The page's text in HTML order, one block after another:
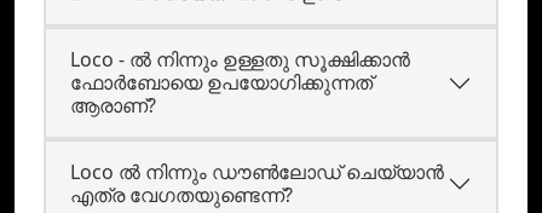
Loco - ൽ നിന്നും ഉള്ളതു സൂക്ഷിക്കാൻ
ഫോർബോയെ ഉപയോഗിക്കുന്നത്
ആരാണ്?
Loco ൽ നിന്നും ഡൗൺലോഡ് ചെയ്യാൻ
എത്ര വേഗതയുണ്ടെന്ന്?